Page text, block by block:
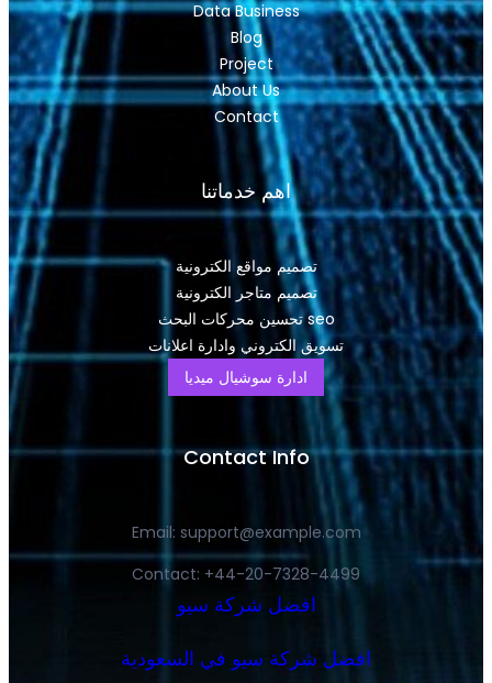
Data Business
Blog
Project
About Us
Contact
اهم خدماتنا
تصميم مواقع الكترونية
تصميم متاجر الكترونية
تحسين محركات البحث seo
تسويق الكتروني وادارة اعلانات
ادارة سوشيال ميديا
Contact Info
Email: support@example.com
Contact: +44-20-7328-4499
افضل شركة سيو
افضل شركة سيو في السعودية